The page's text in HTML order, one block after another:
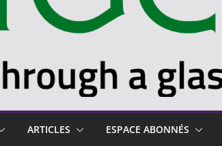
ARTICLES ESPACE ABONNÉS